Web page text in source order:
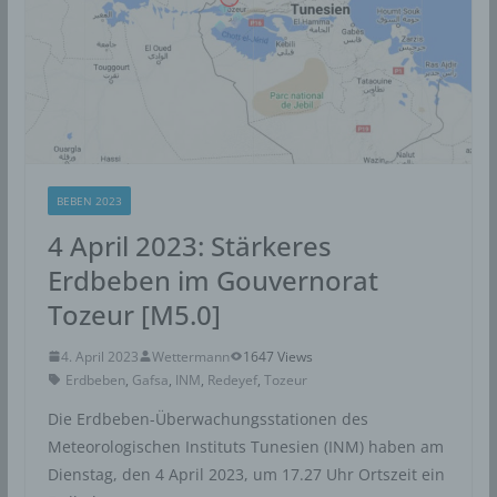
BEBEN 2023
4 April 2023: Stärkeres
Erdbeben im Gouvernorat
Tozeur [M5.0]
4. April 2023 Wettermann
1647 Views
Erdbeben, Gafsa, INM, Redeyef, Tozeur
Die Erdbeben-Überwachungsstationen des
Meteorologischen Instituts Tunesien (INM) haben am
Dienstag, den 4 April 2023, um 17.27 Uhr Ortszeit ein
Hosting
Die von uns in Anspruch genommenen Hosting-
Leistungen dienen der Zurverfügungstellung der
folgenden Leistungen: Infrastruktur- und
Plattformdienstleistungen, Rechenkapazität,
Speicherplatz und Datenbankdienste,
Sicherheitsleistungen sowie technische
Wartungsleistungen, die wir zum Zwecke des Betriebs
dieses Onlineangebotes einsetzen.
Hierbei verarbeiten wir, bzw. unser Hostinganbieter
Bestandsdaten, Kontaktdaten, Inhaltsdaten,
Vertragsdaten, Nutzungsdaten, Meta- und
Kommunikationsdaten von Kunden, Interessenten und
Besuchern dieses Onlineangebotes auf Grundlage
sicheren Zurverfügungstellung dieses Onlineangebotes
gem. Art. 6 Abs. 1 lit. f DSGVO i.V.m. Art. 28 DSGVO
(Abschluss Auftragsverarbeitungsvertrag).